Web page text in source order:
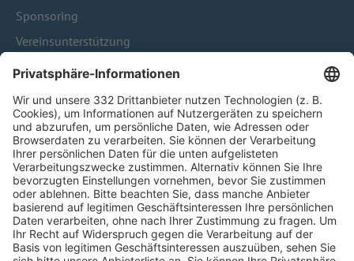
Sponsoring
Vereinsunterstützung
Infothek
Kontakt
HÄUFIG BESUCHTE SEITEN
Pässe und Vereinswechsel
Trainerausbildung
Schulungsangebot Vereinsmitarbeiter
BFV-Geschäftsstellen